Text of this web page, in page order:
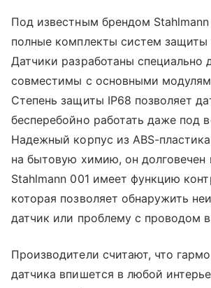
Под известным брендом
полные комплекты систем защиты
Датчики разработаны специально
совместимы с основными
Степень защиты IP68 позволяет
бесперебойно работать даже под
Надежный корпус из ABS-
на бытовую химию, он долговечен
Stahlmann 001 имеет функцию
которая позволяет обнаружить
датчик или проблему с проводом
Производители считают, что
датчика впишется в любой